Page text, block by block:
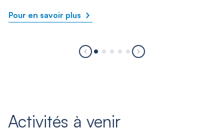
Pour en savoir plus
Activités à venir